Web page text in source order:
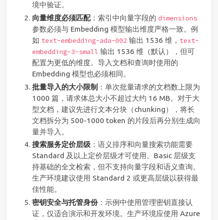
境中验证。
向量维度必须匹配：索引中向量字段的 dimensions
参数必须与 Embedding 模型输出维度严格一致。例
如 text-embedding-ada-002 输出 1536 维， text-
embedding-3-small 输出 1536 维（默认），但可
配置为更低的维度。导入文档和查询时使用的
Embedding 模型也必须相同。
批量导入的大小限制 ：单次批量请求的文档数上限为
1000 篇，请求体总大小不超过大约 16 MB。对于大
型文档，建议先进行文本分块（chunking），将长
文档拆分为 500-1000 token 的片段后再分别生成向
量并导入。
搜索服务定价层级：语义排序和向量搜索功能需要
Standard 及以上定价层级才可使用。Basic 层级支
持基础的全文检索，但不支持向量字段和语义查询。
生产环境建议使用 Standard 2 或更高层级以获得最
佳性能。
密钥安全与托管身份：示例中使用管理密钥直接认
证，仅适合演示和开发环境。生产环境应使用 Azure